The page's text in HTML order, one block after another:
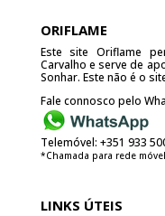
ORIFLAME
Este site Oriflame
Carvalho e serve de
Sonhar. Este não é o
Fale connosco pelo
Telemóvel: +351 933
*Chamada para rede
LINKS ÚTEIS